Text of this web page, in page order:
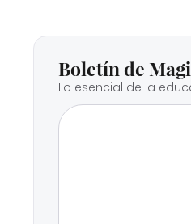
Boletín de
Lo esencial de la